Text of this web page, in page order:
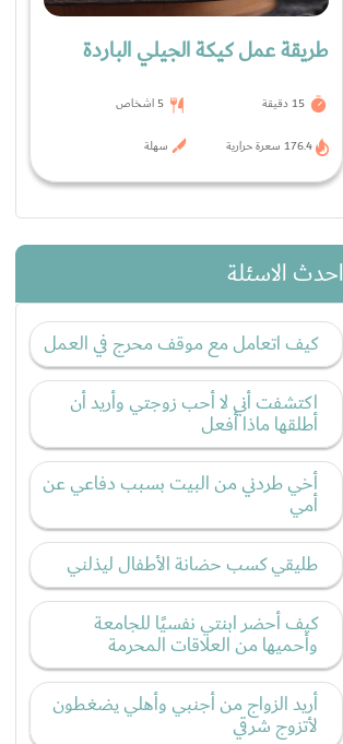
طريقة عمل كيكة الجيلي الباردة
15 دقيقة 5 اشخاص
176.4 سعرة حرارية سهلة
احدث الاسئلة
كيف اتعامل مع موقف محرج في العمل
اكتشفت أني لا أحب زوجتي وأريد أن
أطلقها ماذا أفعل
أخي طردني من البيت بسبب دفاعي عن
أمي
طليقي كسب حضانة الأطفال ليذلني
كيف أحضر ابنتي نفسيًا للجامعة
وأحميها من العلاقات المحرمة
أريد الزواج من أجنبي وأهلي يضغطون
لأتزوج شرقي